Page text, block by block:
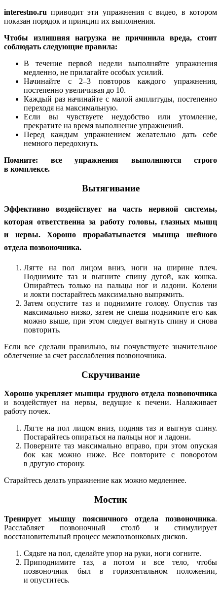
interestno.ru приводит эти упражнения с видео, в котором
показан порядок и принцип их выполнения.
Чтобы излишняя нагрузка не причинила вреда, стоит
соблюдать следующие правила:
В течение первой недели выполняйте упражнения
медленно, не прилагайте особых усилий.
Начинайте с 2–3 повторов каждого упражнения,
постепенно увеличивая до 10.
Каждый раз начинайте с малой амплитуды, постепенно
переходя на максимальную.
Если вы чувствуете неудобство или утомление,
прекратите на время выполнение упражнений.
Перед каждым упражнением желательно дать себе
немного передохнуть.
Помните: все упражнения выполняются строго
в комплексе.
Вытягивание
Эффективно воздействует на часть нервной системы,
которая ответственна за работу головы, глазных мышц
и нервы. Хорошо прорабатывается мышца шейного
отдела позвоночника.
Лягте на пол лицом вниз, ноги на ширине плеч.
Поднимите таз и выгните спину дугой, как кошка.
Опирайтесь только на пальцы ног и ладони. Колени
и локти постарайтесь максимально выпрямить.
Затем опустите таз и поднимите голову. Опустив таз
максимально низко, затем не спеша поднимите его как
можно выше, при этом следует выгнуть спину и снова
повторить.
Если все сделали правильно, вы почувствуете значительное
облегчение за счет расслабления позвоночника.
Скручивание
Хорошо укрепляет мышцы грудного отдела позвоночника
и воздействует на нервы, ведущие к печени. Налаживает
работу почек.
Лягте на пол лицом вниз, подняв таз и выгнув спину.
Постарайтесь опираться на пальцы ног и ладони.
Поверните таз максимально вправо, при этом опуская
бок как можно ниже. Все повторите с поворотом
в другую сторону.
Старайтесь делать упражнение как можно медленнее.
Мостик
Тренирует мышцу поясничного отдела позвоночника.
Расслабляет позвоночный столб и стимулирует
восстановительный процесс межпозвонковых дисков.
Сядьте на пол, сделайте упор на руки, ноги согните.
Приподнимите таз, а потом и все тело, чтобы
позвоночник был в горизонтальном положении,
и опуститесь.